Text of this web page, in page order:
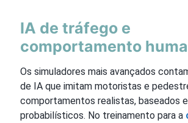
IA de tráfego e
comportamento
Os simuladores mais avançados
de IA que imitam motoristas e
comportamentos realistas, baseados
probabilísticos. No treinamento para a